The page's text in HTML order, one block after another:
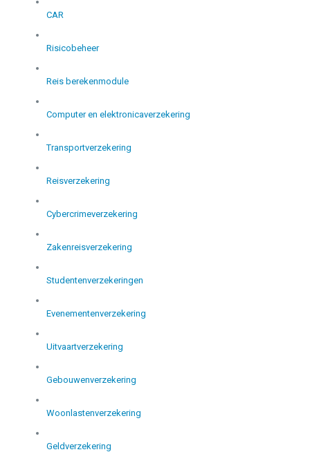
CAR
Risicobeheer
Reis berekenmodule
Computer en elektronicaverzekering
Transportverzekering
Reisverzekering
Cybercrimeverzekering
Zakenreisverzekering
Studentenverzekeringen
Evenementenverzekering
Uitvaartverzekering
Gebouwenverzekering
Woonlastenverzekering
Geldverzekering